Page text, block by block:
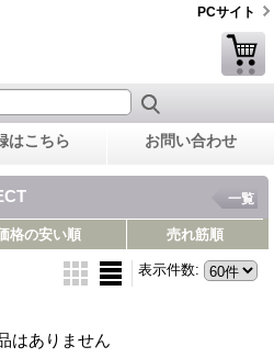
PCサイト
はこちら お問い合わせ
一覧
格の安い順 売れ筋順
表示件数:
はありません